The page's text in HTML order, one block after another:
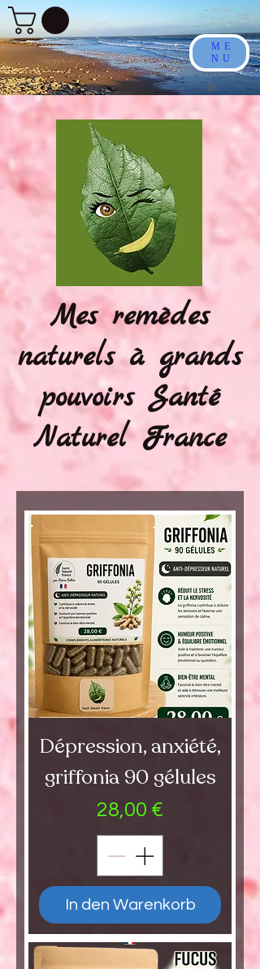
ME
NU
Mes remèdes
naturels à grands
pouvoirs Santé
Naturel France
Dépression, anxiété,
griffonia 90 gélules
Preis
28,00 €
In den Warenkorb